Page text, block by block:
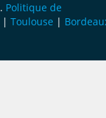
. Politique de
| Toulouse |